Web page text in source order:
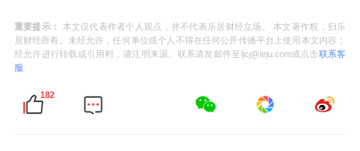
重要提示：
本文仅代表作者个人观点，并不代表乐居财经立场。 本文著作权，归乐
居财经所有。未经允许，任何单位或个人不得在任何公开传播平台上使用本文内容；
经允许进行转载或引用时，请注明来源。联系请发邮件至ljcj@leju.com或点击联系客
服
182